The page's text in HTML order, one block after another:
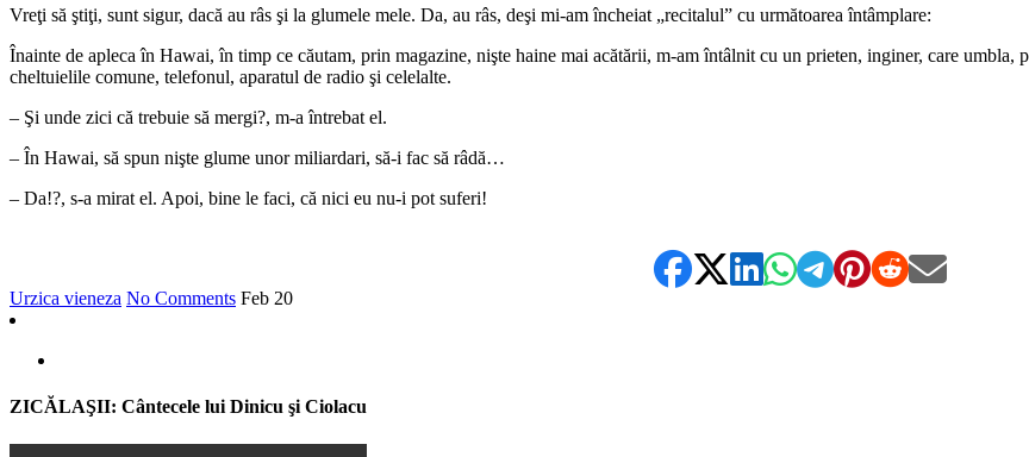
Vreţi să ştiţi, sunt sigur, dacă au râs şi la glumele mele. Da, au râs, deşi mi-am încheiat „recitalul” cu următoarea întâmplare:
Înainte de apleca în Hawai, în timp ce căutam, prin magazine, nişte haine mai acătării, m-am întâlnit cu un prieten, inginer, care umbla,
cheltuielile comune, telefonul, aparatul de radio şi celelalte.
– Şi unde zici că trebuie să mergi?, m-a întrebat el.
– În Hawai, să spun nişte glume unor miliardari, să-i fac să râdă…
– Da!?, s-a mirat el. Apoi, bine le faci, că nici eu nu-i pot suferi!
Urzica vieneza No Comments Feb 20
ZICĂLAŞII: Cântecele lui Dinicu şi Ciolacu